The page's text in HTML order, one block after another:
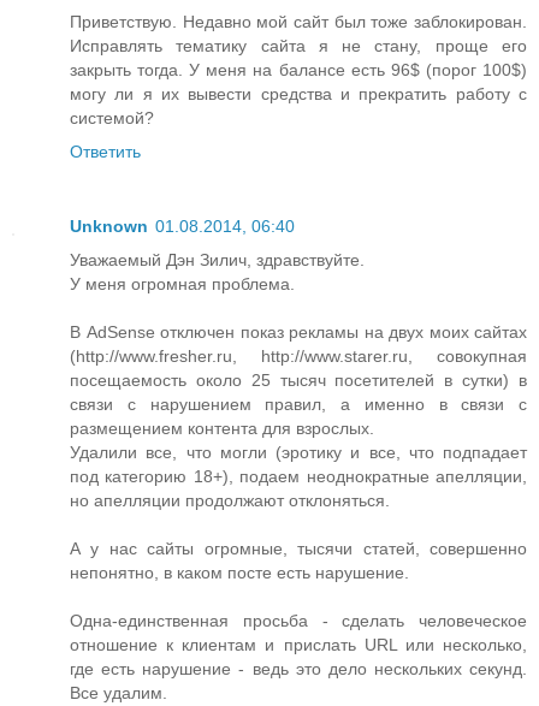
Приветствую. Недавно мой сайт был тоже заблокирован.
Исправлять тематику сайта я не стану, проще его
закрыть тогда. У меня на балансе есть 96$ (порог 100$)
могу ли я их вывести средства и прекратить работу с
системой?
Ответить
Unknown 01.08.2014, 06:40
Уважаемый Дэн Зилич, здравствуйте.
У меня огромная проблема.
В AdSense отключен показ рекламы на двух моих сайтах
(http://www.fresher.ru, http://www.starer.ru, совокупная
посещаемость около 25 тысяч посетителей в сутки) в
связи с нарушением правил, а именно в связи с
размещением контента для взрослых.
Удалили все, что могли (эротику и все, что подпадает
под категорию 18+), подаем неоднократные апелляции,
но апелляции продолжают отклоняться.
А у нас сайты огромные, тысячи статей, совершенно
непонятно, в каком посте есть нарушение.
Одна-единственная просьба - сделать человеческое
отношение к клиентам и прислать URL или несколько,
где есть нарушение - ведь это дело нескольких секунд.
Все удалим.